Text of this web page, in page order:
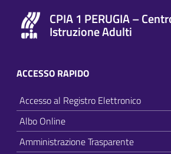
CPIA 1 PERUGIA –
Istruzione Adulti
ACCESSO RAPIDO
Accesso al Registro Elettronico
Albo Online
Amministrazione Trasparente